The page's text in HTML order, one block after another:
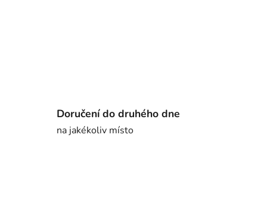
Doručení do druhého dne
na jakékoliv místo